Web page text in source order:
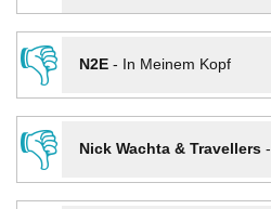
👎
N2E- In Meinem Kopf
👎
Nick Wachta & Travellers-